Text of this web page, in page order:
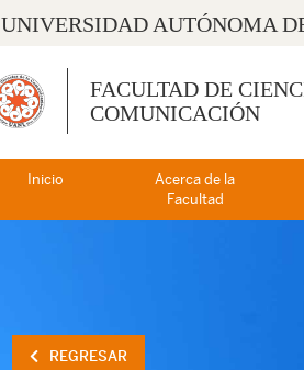
UNIVERSIDAD AUTÓNOMA
FACULTAD DE
COMUNICACIÓN
Inicio
Acerca de la
Facultad
REGRESAR